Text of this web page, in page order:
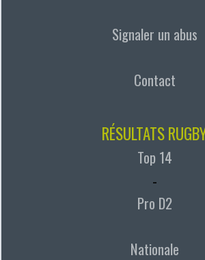
Signaler un abus
Contact
RÉSULTATS
Top 14
-
Pro D2
Nationale